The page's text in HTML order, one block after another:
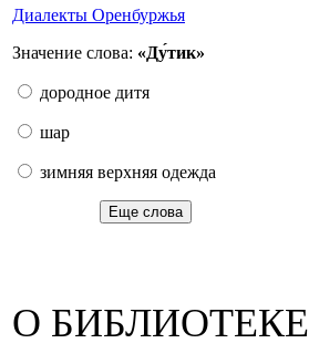
Диалекты Оренбуржья
Значение слова: «Ду́тик»
дородное дитя
шар
зимняя верхняя одежда
Еще слова
О БИБЛИОТЕКЕ